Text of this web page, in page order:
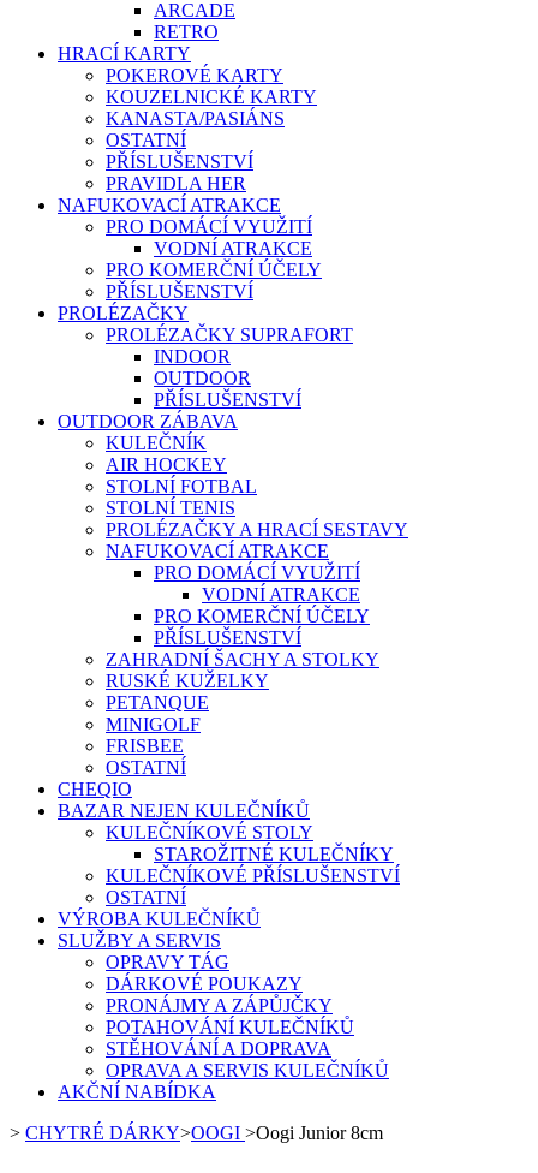
ARCADE
RETRO
HRACÍ KARTY
POKEROVÉ KARTY
KOUZELNICKÉ KARTY
KANASTA/PASIÁNS
OSTATNÍ
PŘÍSLUŠENSTVÍ
PRAVIDLA HER
NAFUKOVACÍ ATRAKCE
PRO DOMÁCÍ VYUŽITÍ
VODNÍ ATRAKCE
PRO KOMERČNÍ ÚČELY
PŘÍSLUŠENSTVÍ
PROLÉZAČKY
PROLÉZAČKY SUPRAFORT
INDOOR
OUTDOOR
PŘÍSLUŠENSTVÍ
OUTDOOR ZÁBAVA
KULEČNÍK
AIR HOCKEY
STOLNÍ FOTBAL
STOLNÍ TENIS
PROLÉZAČKY A HRACÍ SESTAVY
NAFUKOVACÍ ATRAKCE
PRO DOMÁCÍ VYUŽITÍ
VODNÍ ATRAKCE
PRO KOMERČNÍ ÚČELY
PŘÍSLUŠENSTVÍ
ZAHRADNÍ ŠACHY A STOLKY
RUSKÉ KUŽELKY
PETANQUE
MINIGOLF
FRISBEE
OSTATNÍ
CHEQIO
BAZAR NEJEN KULEČNÍKŮ
KULEČNÍKOVÉ STOLY
STAROŽITNÉ KULEČNÍKY
KULEČNÍKOVÉ PŘÍSLUŠENSTVÍ
OSTATNÍ
VÝROBA KULEČNÍKŮ
SLUŽBY A SERVIS
OPRAVY TÁG
DÁRKOVÉ POUKAZY
PRONÁJMY A ZÁPŮJČKY
POTAHOVÁNÍ KULEČNÍKŮ
STĚHOVÁNÍ A DOPRAVA
OPRAVA A SERVIS KULEČNÍKŮ
AKČNÍ NABÍDKA
> CHYTRÉ DÁRKY>OOGI >Oogi Junior 8cm